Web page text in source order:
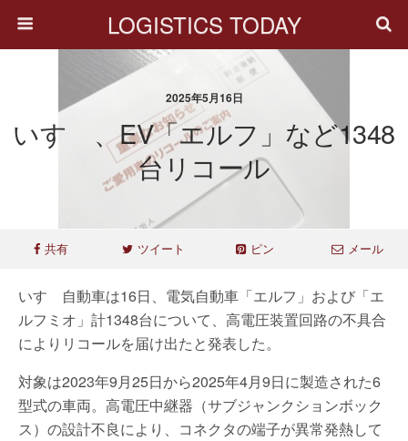
LOGISTICS TODAY
2025年5月16日
いすゞ、EV「エルフ」など1348
台リコール
共有 ツイート ピン メール
いすゞ自動車は16日、電気自動車「エルフ」および「エ
ルフミオ」計1348台について、高電圧装置回路の不具合
によりリコールを届け出たと発表した。
対象は2023年9月25日から2025年4月9日に製造された6
型式の車両。高電圧中継器（サブジャンクションボック
ス）の設計不良により、コネクタの端子が異常発熱して